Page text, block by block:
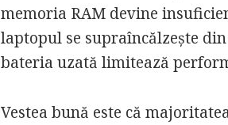
memoria RAM devine
laptopul se supraîncălzește
bateria uzată limitează
Vestea bună este că